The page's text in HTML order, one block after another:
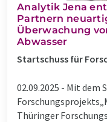
Analytik Jena
Partnern
Überwachung
Abwasser
Startschuss für
02.09.2025 - Mit dem
Thüringer